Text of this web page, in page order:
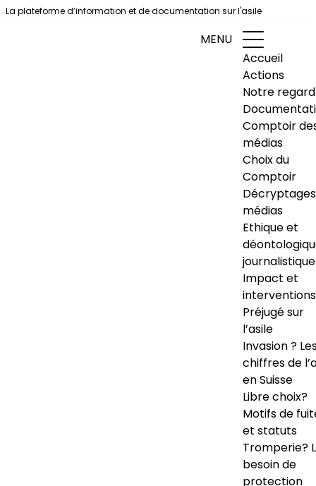
Aller au contenu
La plateforme d’information et de documentation sur l'asile
MENU
Accueil
Actions
Notre regard
Comptoir
médias
Choix du
Comptoir
Décryptages
médias
Ethique et
journalistique
Impact et
interventions
Préjugé sur
l’asile
Invasion ?
chiffres de
en Suisse
Libre choix?
Motifs de
et statuts
Tromperie?
besoin de
protection